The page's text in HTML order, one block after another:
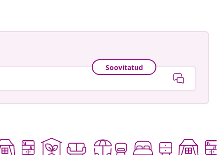
Soovitatud